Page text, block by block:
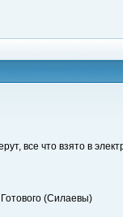
все что взято в
(Силаевы)